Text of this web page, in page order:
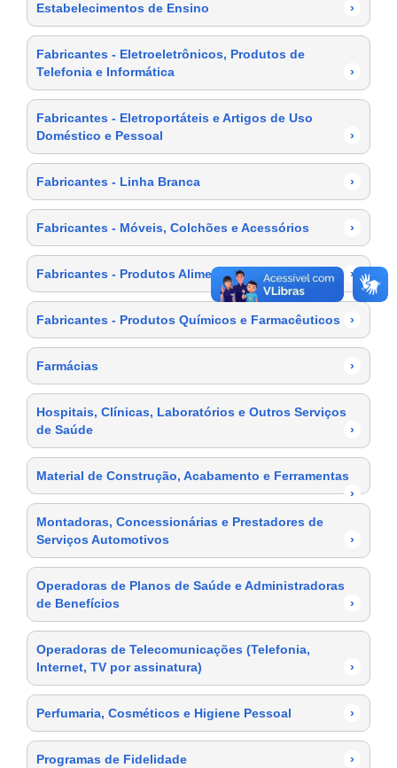
Estabelecimentos de Ensino ›
Fabricantes - Eletroeletrônicos, Produtos de
Telefonia e Informática
›
Fabricantes - Eletroportáteis e Artigos de Uso
Doméstico e Pessoal
›
Fabricantes - Linha Branca ›
Fabricantes - Móveis, Colchões e Acessórios ›
Fabricantes - Produtos Alimentícios ›
Fabricantes - Produtos Químicos e Farmacêuticos ›
Farmácias ›
Hospitais, Clínicas, Laboratórios e Outros Serviços
de Saúde
›
Material de Construção, Acabamento e Ferramentas
›
Montadoras, Concessionárias e Prestadores de
Serviços Automotivos
›
Operadoras de Planos de Saúde e Administradoras
de Benefícios
›
Operadoras de Telecomunicações (Telefonia,
Internet, TV por assinatura)
›
Perfumaria, Cosméticos e Higiene Pessoal ›
Programas de Fidelidade ›